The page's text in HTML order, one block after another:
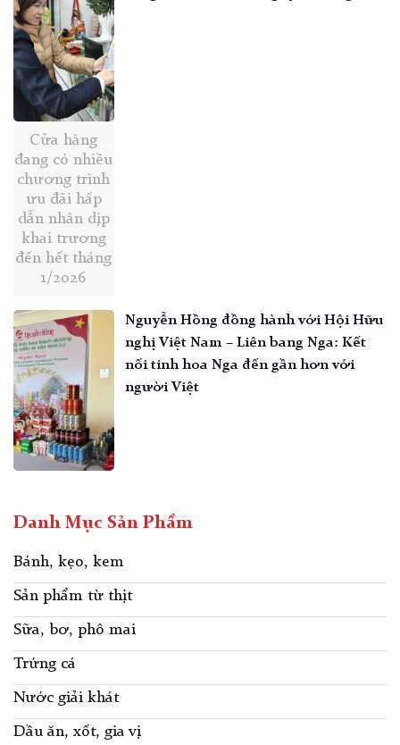
Cửa hàng
đang có nhiều
chương trình
ưu đãi hấp
dẫn nhân dịp
khai trương
đến hết tháng
1/2026
Nguyễn Hồng đồng hành với Hội Hữu
nghị Việt Nam – Liên bang Nga: Kết
nối tinh hoa Nga đến gần hơn với
người Việt
Danh Mục Sản Phẩm
Bánh, kẹo, kem
Sản phẩm từ thịt
Sữa, bơ, phô mai
Trứng cá
Nước giải khát
Dầu ăn, xốt, gia vị